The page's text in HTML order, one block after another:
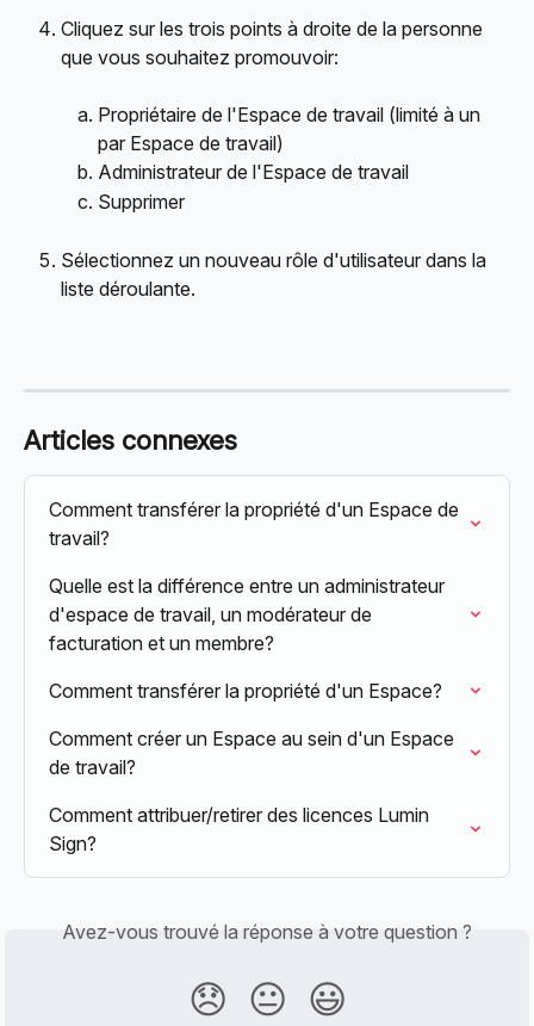
Cliquez sur les trois points à droite de la personne
que vous souhaitez promouvoir:
Propriétaire de l'Espace de travail (limité à un
par Espace de travail)
Administrateur de l'Espace de travail
Supprimer
Sélectionnez un nouveau rôle d'utilisateur dans la
liste déroulante.
Articles connexes
Comment transférer la propriété d'un Espace de
travail?
Quelle est la différence entre un administrateur
d'espace de travail, un modérateur de
facturation et un membre?
Comment transférer la propriété d'un Espace?
Comment créer un Espace au sein d'un Espace
de travail?
Comment attribuer/retirer des licences Lumin
Sign?
Avez-vous trouvé la réponse à votre question ?
😞 😐 😃